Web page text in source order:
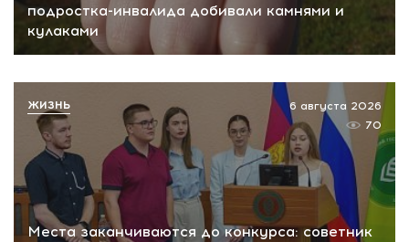
подростка-инвалида добивали камнями и
кулаками
Места заканчиваются до конкурса: советник
6 августа 2026
70
ЖИЗНЬ